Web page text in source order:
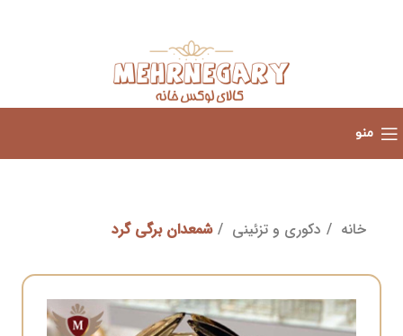
منو
خانه دکوری و تزئینی شمعدان برگی گرد